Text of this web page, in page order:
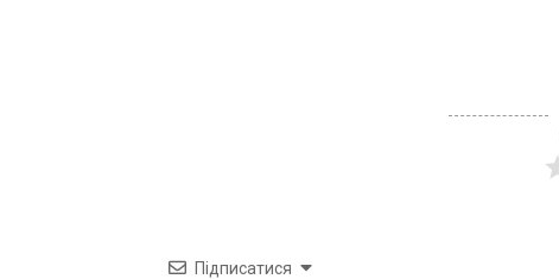
Підписатися